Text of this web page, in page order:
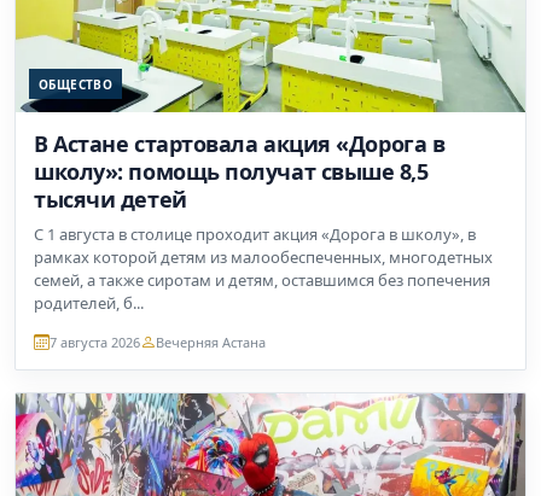
ОБЩЕСТВО
В Астане стартовала акция «Дорога в
школу»: помощь получат свыше 8,5
тысячи детей
С 1 августа в столице проходит акция «Дорога в школу», в
рамках которой детям из малообеспеченных, многодетных
семей, а также сиротам и детям, оставшимся без попечения
родителей, б...
7 августа 2026 Вечерняя Астана